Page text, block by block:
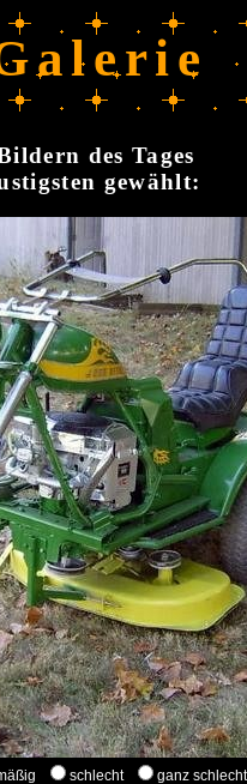
des Tages
gewählt:
schlecht ganz schlecht